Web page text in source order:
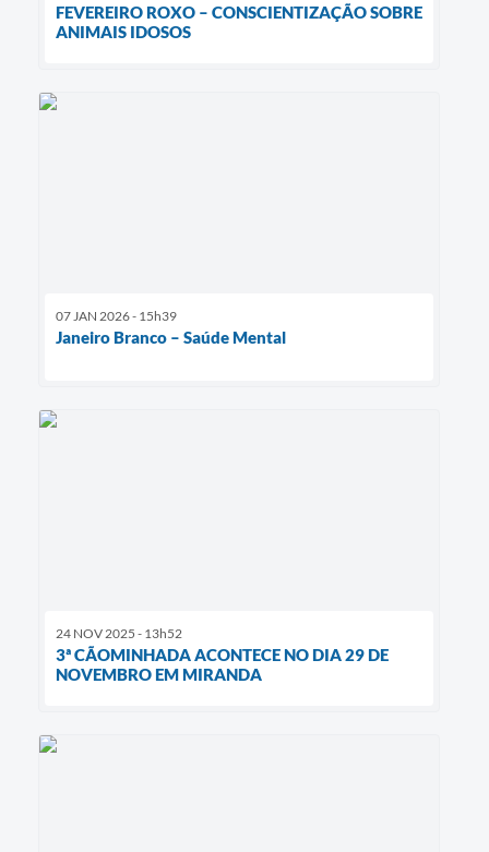
FEVEREIRO ROXO – CONSCIENTIZAÇÃO SOBRE
ANIMAIS IDOSOS
07 JAN 2026 - 15h39
Janeiro Branco – Saúde Mental
24 NOV 2025 - 13h52
3ª CÃOMINHADA ACONTECE NO DIA 29 DE
NOVEMBRO EM MIRANDA